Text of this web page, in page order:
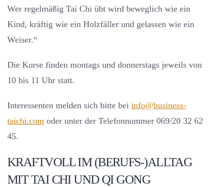
Wer regelmäßig Tai Chi übt wird beweglich wie ein
Kind, kräftig wie ein Holzfäller und gelassen wie ein
Weiser.“
Die Kurse finden montags und donnerstags jeweils von
10 bis 11 Uhr statt.
Interessenten melden sich bitte bei info@business-
taichi.com oder unter der Telefonnummer 069/20 32 62
45.
KRAFTVOLL IM (BERUFS-)ALLTAG
MIT TAI CHI UND QI GONG